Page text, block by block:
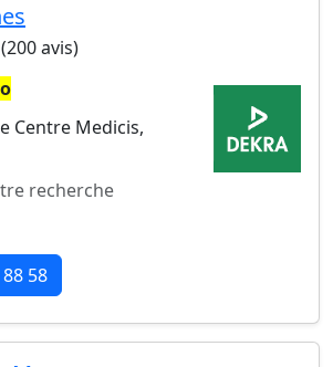
(200 avis)
Centre Medicis,
recherche
58